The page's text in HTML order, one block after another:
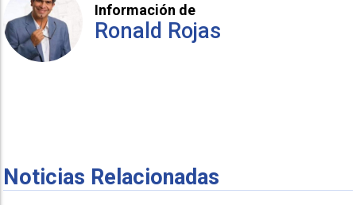
Información de
Ronald Rojas
Noticias Relacionadas